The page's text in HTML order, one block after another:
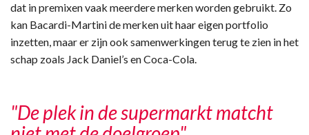
dat in premixen vaak meerdere merken worden gebruikt. Zo
kan Bacardi-Martini de merken uit haar eigen portfolio
inzetten, maar er zijn ook samenwerkingen terug te zien in het
schap zoals Jack Daniel’s en Coca-Cola.
"De plek in de supermarkt matcht